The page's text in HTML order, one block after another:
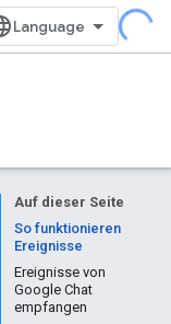
Auf dieser Seite
So funktionieren
Ereignisse
Ereignisse von
Google Chat
empfangen